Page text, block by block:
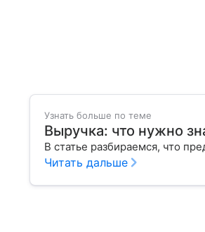
Узнать больше по теме
Выручка: что нужно
В статье разбираемся, что
Читать дальше